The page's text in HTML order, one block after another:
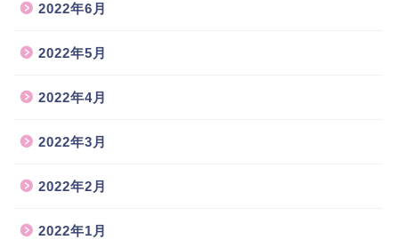
2022年6月
2022年5月
2022年4月
2022年3月
2022年2月
2022年1月